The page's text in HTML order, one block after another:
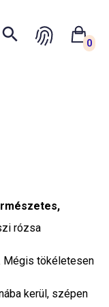
0
rózsa
Mégis tökéletesen
kerül, szépen